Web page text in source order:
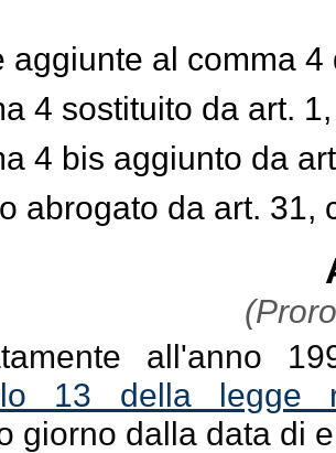
aggiunte al comma
4 sostituito da art.
4 bis aggiunto da
abrogato da art. 31,
all'anno
13 della legge
giorno dalla data di